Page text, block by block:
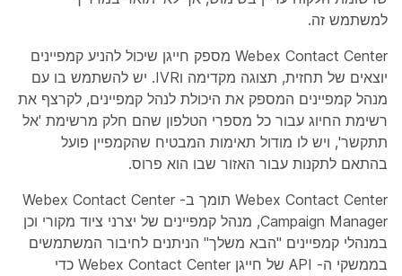
למשתמש זה.
Webex Contact Center מספק חייגן שיכול להניע קמפיינים
יוצאים של תחזית, תצוגה מקדימה וIVR. יש להשתמש בו עם
מנהל קמפיינים המספק את היכולת לנהל קמפיינים, לקרצף את
רשימת החיוג עבור כל מספרי הטלפון שהם חלק מרשימת 'אל
תתקשר', ויש לו מודול תאימות המבטיח שהקמפיין פועל
בהתאם לתקנות עבור האזור שבו הוא פרוס.
Webex Contact Center תומך ב- Webex Contact Center
Campaign Manager, מנהל קמפיינים של יצרני ציוד מקורי וכן
במנהלי קמפיינים "הבא משלך" הניתנים לחיבור המשתמשים
בממשקי ה- API של חייגן Webex Contact Center כדי